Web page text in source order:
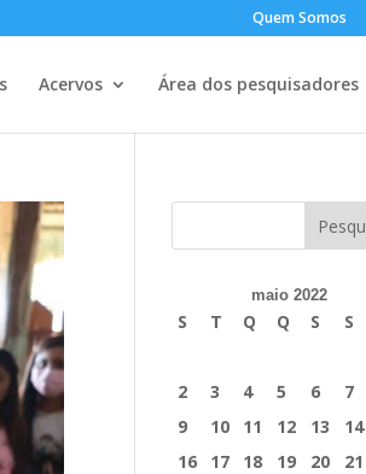
Quem Somos
Acervos Área dos pesquisadores
maio 2022
S T Q Q S S
2
3 4 5 6 7
9
10 11 12 13 14
16
17 18 19 20 21